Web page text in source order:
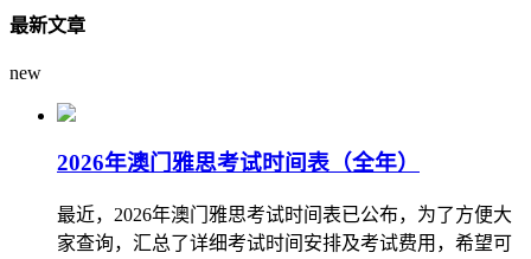
最新文章
new
2026年澳门雅思考试时间表（全年）
最近，2026年澳门雅思考试时间表已公布，为了方便大
家查询，汇总了详细考试时间安排及考试费用，希望可